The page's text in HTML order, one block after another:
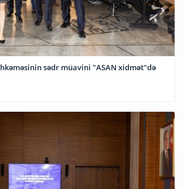
sədr müavini "ASAN xidmət"də